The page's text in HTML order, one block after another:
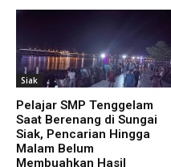
Siak
Pelajar SMP Tenggelam
Saat Berenang di Sungai
Siak, Pencarian Hingga
Malam Belum
Membuahkan Hasil